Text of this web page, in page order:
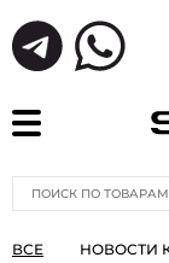
ВСЕ НОВОСТИ